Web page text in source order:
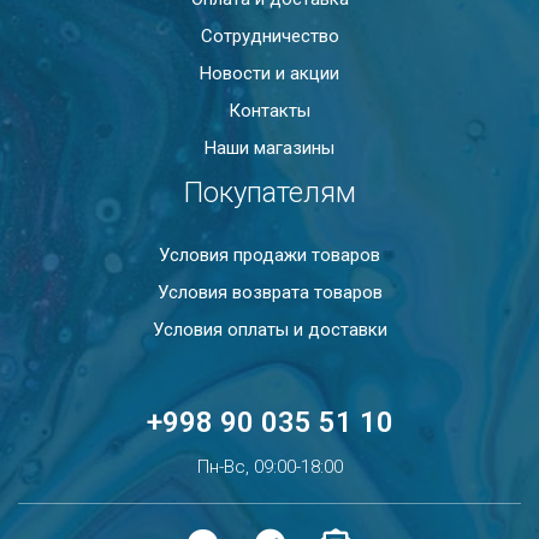
Сотрудничество
Новости и акции
Контакты
Наши магазины
Покупателям
Условия продажи товаров
Условия возврата товаров
Условия оплаты и доставки
+998 90 035 51 10
Пн-Вс, 09:00-18:00